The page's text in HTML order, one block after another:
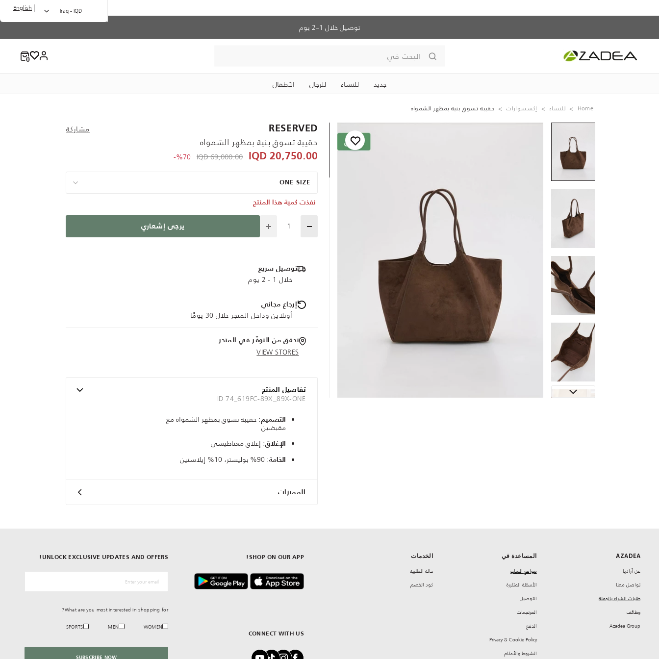
توصيل خلال 1–2 يوم
البحث في
جديد للنساء للرجال الأطفال
Iraq - IQD
|
English
Home للنساء إكسسوارات حقيبة تسوق بنية بمظهر الشمواه
RESERVED مشاركة
حقيبة تسوق بنية بمظهر الشمواه
20,750.00 IQD
Price reduced from
69,000.00 IQD
to 20,750.00 IQD
%70-
ONE SIZE
نفذت كمية هذا المنتج
Quantity يرجى إشعاري
توصيل سريع
خلال 1 - 2 يوم
إرجاع مجاني
أونلاين وداخل المتجر خلال 30 يومًا
تحقق من التوفّر في المتجر
VIEW STORES
تفاصيل المنتج
ID 74_619FC-89X_89X-ONE
التصميم: حقيبة تسوق بمظهر الشمواه مع
مقبضين
الإغلاق: إغلاق مغناطيسي
الخامة: 90% بوليستر، 10% إيلاستين
المميزات
AZADEA
‏عن أزاديا
تواصل معنا
طلبات الشراء بالجملة
‏وظائف
Azadea Group
المساعدة في
مواقع المتاجر
‏الأسئلة المتكررة
‏التوصيل
‏المرتجعات
‏الدفع
Privacy & Cookie Policy
‏الشروط والأحكام
الخدمات
حالة الطلبية
كود الخصم
CONNECT WITH US
SHOP ON OUR APP!
UNLOCK EXCLUSIVE UPDATES AND OFFERS!
What are you most interested in shopping for?
WOMEN
MEN
SPORTS
SUBSCRIBE NOW